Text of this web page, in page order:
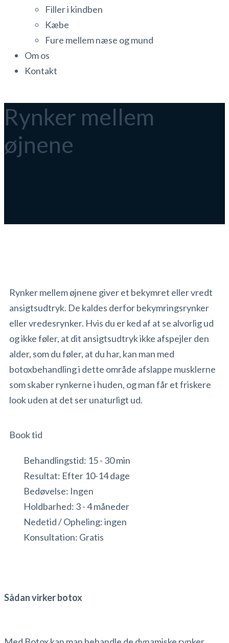
Filler i kindben
Kæbe
Fure mellem næse og mund
Om os
Kontakt
Rynker mellem
øjnene
Rynker mellem øjnene giver et bekymret eller vredt
ansigtsudtryk. De kaldes derfor bekymringsrynker
eller vredesrynker. Hvis du er ked af at se alvorlig ud
og ikke føler, at dit ansigtsudtryk ikke afspejler den
alder, som du føler, at du har, kan man med
botoxbehandling i dette område afslappe musklerne
som skaber rynkerne i huden, og man får et friskere
look uden at det ser unaturligt ud.
Book tid
Behandlingstid: 15 - 30 min
Resultat: Efter 10-14 dage
Bedøvelse: Ingen
Holdbarhed: 3 - 4 måneder
Nedetid / Opheling: ingen
Konsultation: Gratis
Sådan virker botox